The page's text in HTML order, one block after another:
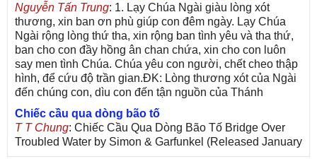
Nguyễn Tấn Trung: 1. Lạy Chúa Ngài giàu lòng xót
thương, xin ban ơn phù giúp con đêm ngày. Lạy Chúa
Ngài rộng lòng thứ tha, xin rộng ban tình yêu và tha thứ,
ban cho con đầy hồng ân chan chứa, xin cho con luôn
say men tình Chúa. Chúa yêu con người, chết cheo thập
hình, để cứu độ trần gian.ĐK: Lòng thương xót của Ngài
đến chúng con, dìu con đến tận nguồn của Thánh
Chiếc cầu qua dòng bão tố
T T Chung: Chiếc Cầu Qua Dòng Bão Tố Bridge Over
Troubled Water by Simon & Garfunkel (Released January
26, 1970) Lời Việt: Nhạc Sĩ Vũ Đức Nghiêm Trình Bày: